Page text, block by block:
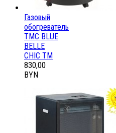
Газовый
обогреватель
ТМС BLUE
BELLE
CHIC ТМ
830,00
BYN